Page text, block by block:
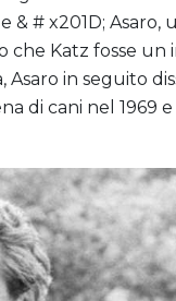
& # x201D;
che Katz fosse un
in seguito
di cani nel 1969